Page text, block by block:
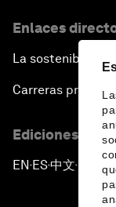
Enlaces
La sostenibilidad
Carreras
Ediciones en
EN ▪ES▪中文▪ 日本語